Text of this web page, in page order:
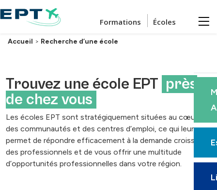
Formations Écoles
Accueil > Recherche d’une école
Trouvez une école EPT près
de chez vous
Les écoles EPT sont stratégiquement situées au cœur
des communautés et des centres d’emploi, ce qui leur
permet de répondre efficacement à la demande croissante
des professionnels et de vous offrir une multitude
d’opportunités professionnelles dans votre région.